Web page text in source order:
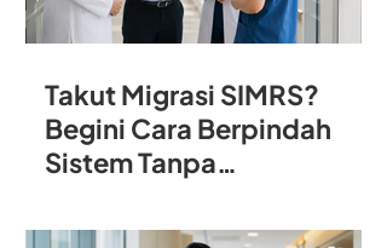
Takut Migrasi SIMRS?
Begini Cara Berpindah
Sistem Tanpa
Rumah Sakit